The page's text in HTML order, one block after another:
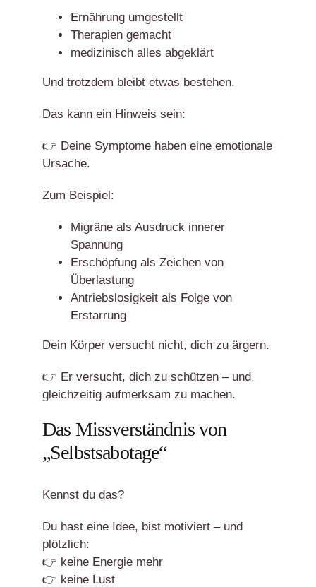
Ernährung umgestellt
Therapien gemacht
medizinisch alles abgeklärt
Und trotzdem bleibt etwas bestehen.
Das kann ein Hinweis sein:
👉 Deine Symptome haben eine emotionale
Ursache.
Zum Beispiel:
Migräne als Ausdruck innerer
Spannung
Erschöpfung als Zeichen von
Überlastung
Antriebslosigkeit als Folge von
Erstarrung
Dein Körper versucht nicht, dich zu ärgern.
👉 Er versucht, dich zu schützen – und
gleichzeitig aufmerksam zu machen.
Das Missverständnis von
„Selbstsabotage“
Kennst du das?
Du hast eine Idee, bist motiviert – und
plötzlich:
👉 keine Energie mehr
👉 keine Lust